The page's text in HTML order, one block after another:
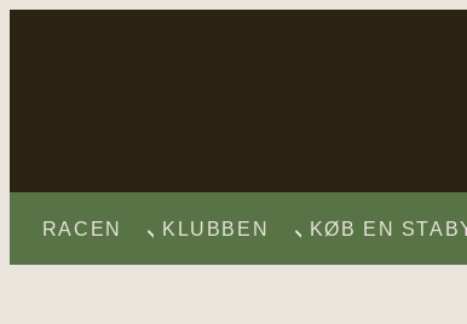
RACEN KLUBBEN KØB EN